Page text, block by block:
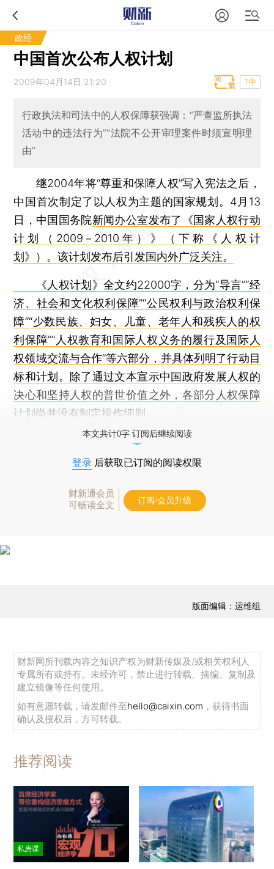
政经
中国首次公布人权计划
2009年04月14日 21:20 T中
行政执法和司法中的人权保障获强调：“严查监所执法
活动中的违法行为”“法院不公开审理案件时须宣明理
由”
继2004年将“尊重和保障人权”写入宪法之后，
中国首次制定了以人权为主题的国家规划。4月13
日，中国国务院新闻办公室发布了《国家人权行动
计划（2009－2010年）》（下称《人权计
划》）。该计划发布后引发国内外广泛关注。
《人权计划》全文约22000字，分为“导言”“经
济、社会和文化权利保障”“公民权利与政治权利保
障”“少数民族、妇女、儿童、老年人和残疾人的权
利保障”“人权教育和国际人权义务的履行及国际人
权领域交流与合作”等六部分，并具体列明了行动目
标和计划。除了通过文本宣示中国政府发展人权的
决心和坚持人权的普世价值之外，各部分人权保障
计划尚并没有制定操作细则。
本文共计0字 订阅后继续阅读
登录 后获取已订阅的阅读权限
财新通会员
可畅读全文
订阅/会员升级
版面编辑：运维组
财新网所刊载内容之知识产权为财新传媒及/或相关权利人
专属所有或持有。未经许可，禁止进行转载、摘编、复制及
建立镜像等任何使用。
如有意愿转载，请发邮件至hello@caixin.com ，获得书面
确认及授权后，方可转载。
推荐阅读
私房课